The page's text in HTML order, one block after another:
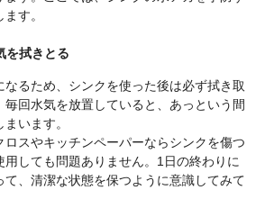
す。
を拭きとる
るため、シンクを使った後は必ず拭き取
毎回水気を放置していると、あっという間
います。
ロスやキッチンペーパーならシンクを傷つ
用しても問題ありません。1日の終わりに
て、清潔な状態を保つように意識してみて